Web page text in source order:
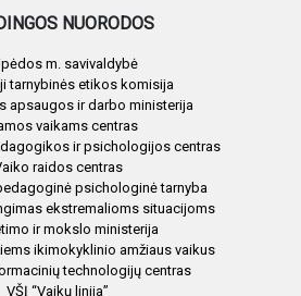
NUORODOS
m. savivaldybė
tarnybinės etikos komisija
apsaugos ir darbo ministerija
vaikams centras
ir psichologijos centras
raidos centras
psichologinė tarnyba
ekstremalioms situacijoms
ir mokslo ministerija
ikimokyklinio amžiaus vaikus
technologijų centras
VŠĮ “Vaikų linija”